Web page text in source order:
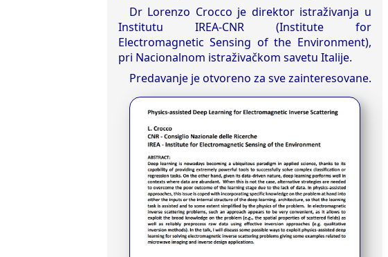
Dr Lorenzo Crocco je direktor istraživanja u
Institutu IREA-CNR (Institute for
Electromagnetic Sensing of the Environment),
pri Nacionalnom istraživačkom savetu Italije.
Predavanje je otvoreno za sve zainteresovane.